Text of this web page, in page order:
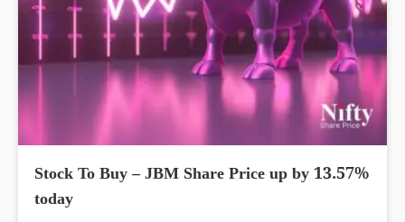
Stock To Buy – JBM Share Price up by 13.57%
today